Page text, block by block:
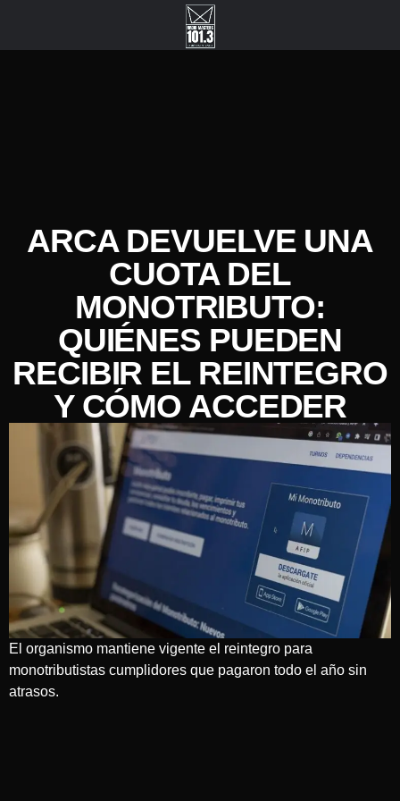
ARCA DEVUELVE UNA
CUOTA DEL
MONOTRIBUTO:
QUIÉNES PUEDEN
RECIBIR EL REINTEGRO
Y CÓMO ACCEDER
El organismo mantiene vigente el reintegro para
monotributistas cumplidores que pagaron todo el año sin
atrasos.